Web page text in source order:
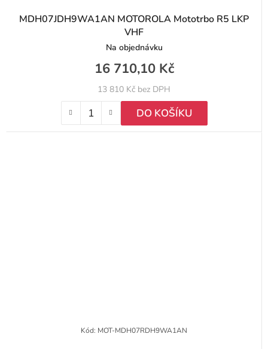
MDH07JDH9WA1AN MOTOROLA Mototrbo R5 LKP
VHF
Na objednávku
13 810 Kč bez DPH
16 710,10 Kč
DO KOŠÍKU
Kód: MOT-MDH07RDH9WA1AN